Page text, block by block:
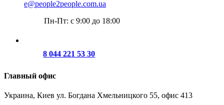
e@people2people.com.ua
Пн-Пт: с 9:00 до 18:00
8 044 221 53 30
Главный офис
Украина, Киев ул. Богдана Хмельницкого 55, офис 413